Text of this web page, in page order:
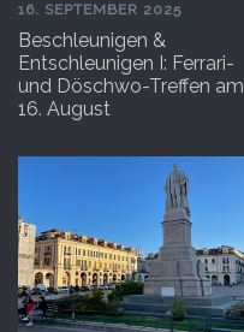
16. SEPTEMBER 2025
Beschleunigen &
Entschleunigen I: Ferrari-
und Döschwo-Treffen am
16. August